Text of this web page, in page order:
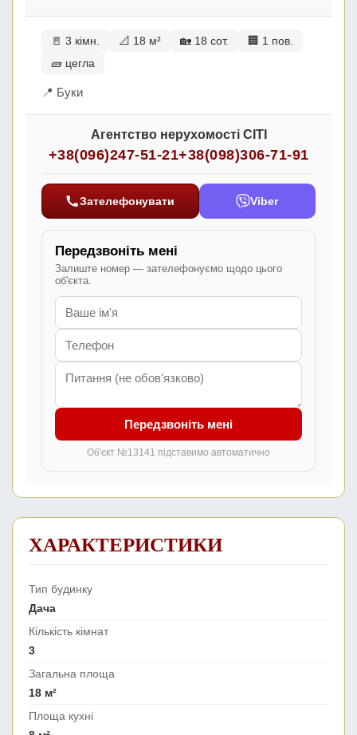
🚪 3 кімн. 📐 18 м² 🏡 18 сот.
🏢 1 пов.
🧱 цегла
📍 Буки
Агентство нерухомості СІТІ
+38(096)247-51-21+38(098)306-71-91
Зателефонувати Viber
Передзвоніть мені
Залиште номер — зателефонуємо щодо цього
об'єкта.
Передзвоніть мені
Об'єкт №13141 підставимо автоматично
ХАРАКТЕРИСТИКИ
Тип будинку
Дача
Кількість кімнат
3
Загальна площа
18 м²
Площа кухні